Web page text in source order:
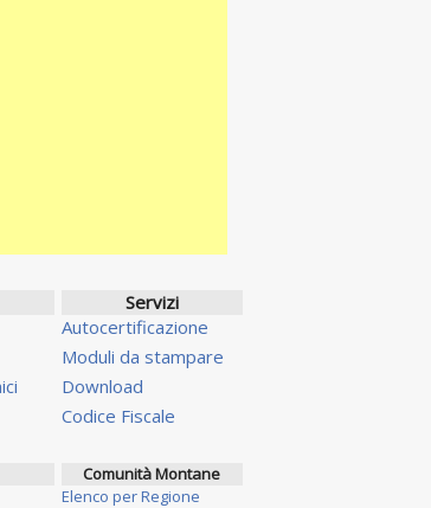
Servizi
Autocertificazione
Moduli da stampare
Download
Codice Fiscale
Comunità Montane
Elenco per Regione